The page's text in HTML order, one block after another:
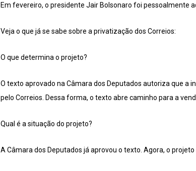
Em fevereiro, o presidente Jair Bolsonaro foi pessoalmente
Veja o que já se sabe sobre a privatização dos Correios:
O que determina o projeto?
O texto aprovado na Câmara dos Deputados autoriza que a
pelo Correios. Dessa forma, o texto abre caminho para a
Qual é a situação do projeto?
A Câmara dos Deputados já aprovou o texto. Agora, o